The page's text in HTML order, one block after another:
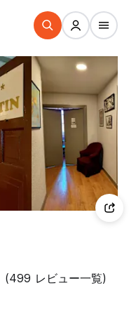
(499 レビュー一覧)